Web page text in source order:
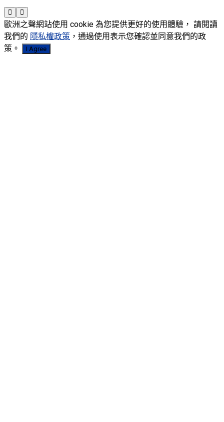
歐洲之聲網站使用 cookie 為您提供更好的使用體驗， 請閱讀
我們的 隱私權政策 ，通過使用表示您確認並同意我們的政
策。
I Agree